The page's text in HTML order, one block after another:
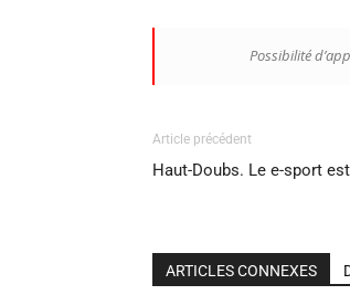
Possibilité
Article précédent
Haut-Doubs. Le e-sport
ARTICLES CONNEXES